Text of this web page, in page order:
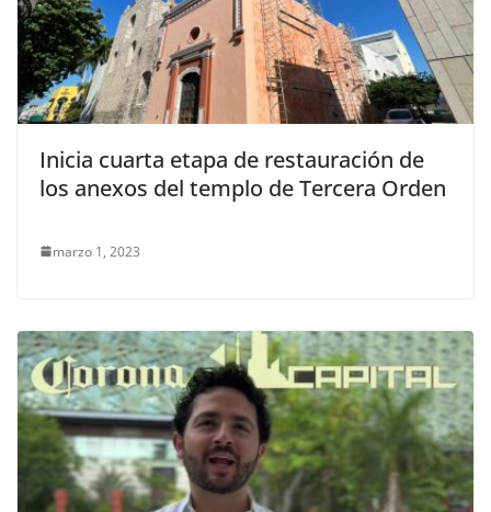
Inicia cuarta etapa de restauración de
los anexos del templo de Tercera Orden
marzo 1, 2023